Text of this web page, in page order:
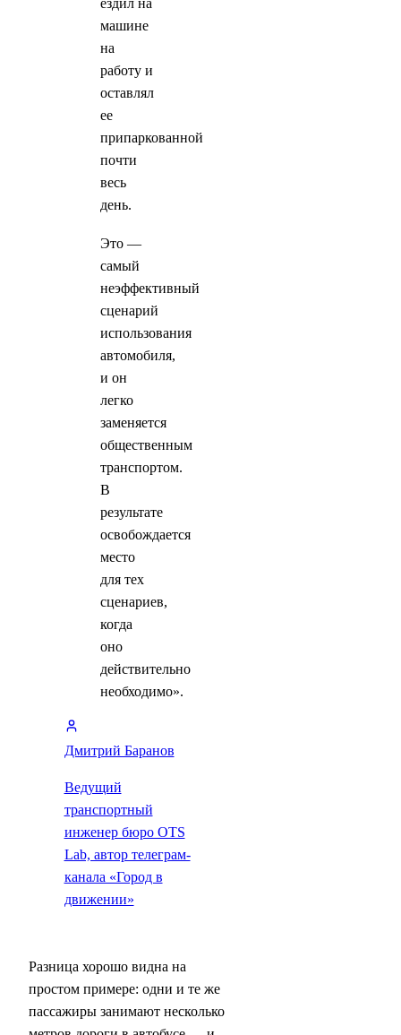
ездил на
машине
на
работу и
оставлял
ее
припаркованной
почти
весь
день.
Это —
самый
неэффективный
сценарий
использования
автомобиля,
и он
легко
заменяется
общественным
транспортом.
В
результате
освобождается
место
для тех
сценариев,
когда
оно
действительно
необходимо».
Дмитрий Баранов
Ведущий
транспортный
инженер бюро OTS
Lab, автор телеграм-
канала «Город в
движении»
Разница хорошо видна на
простом примере: одни и те же
пассажиры занимают несколько